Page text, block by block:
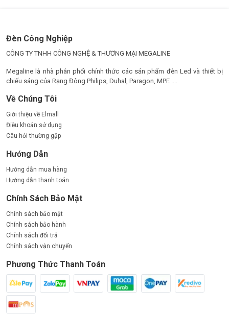
Đèn Công Nghiệp
CÔNG TY TNHH CÔNG NGHỆ & THƯƠNG MẠI MEGALINE
Megaline là nhà phân phối chính thức các sản phẩm đèn Led và thiết bị
chiếu sáng của Rạng Đông.Philips, Duhal, Paragon, MPE ....
Về Chúng Tôi
Giới thiệu về Elmall
Điều khoản sử dụng
Câu hỏi thường gặp
Hướng Dẫn
Hướng dẫn mua hàng
Hướng dẫn thanh toán
Chính Sách Bảo Mật
Chính sách bảo mật
Chính sách bảo hành
Chính sách đổi trả
Chính sách vận chuyển
Phương Thức Thanh Toán